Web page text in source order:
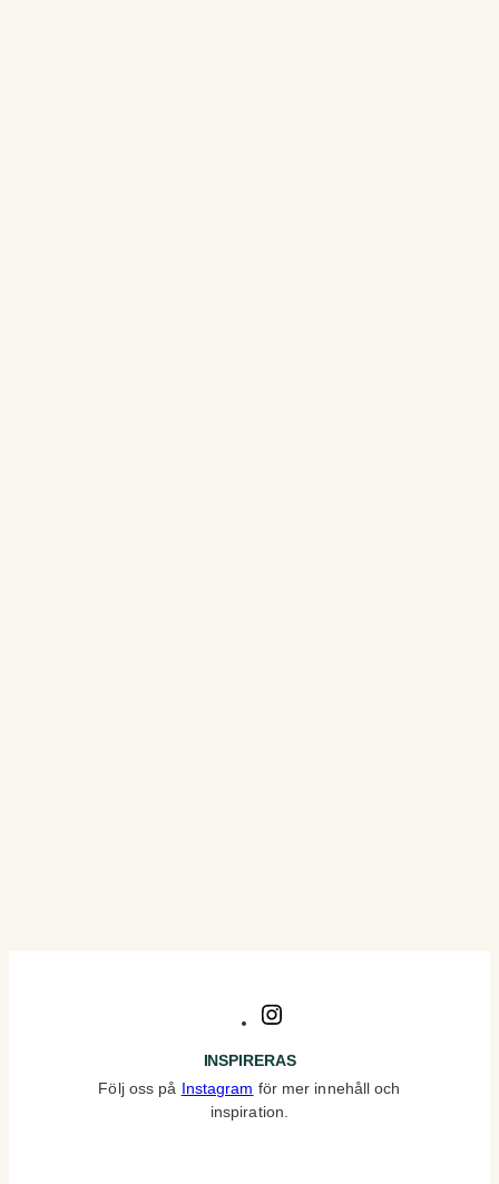
INSPIRERAS
Följ oss på Instagram för mer innehåll och
inspiration.